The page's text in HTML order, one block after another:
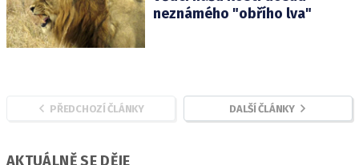
neznámého "obřího lva"
PŘEDCHOZÍ ČLÁNKY DALŠÍ ČLÁNKY
AKTUÁLNĚ SE DĚJE